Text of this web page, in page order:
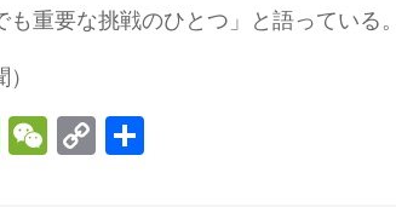
も重要な挑戦のひとつ」と語っている。
Li W C